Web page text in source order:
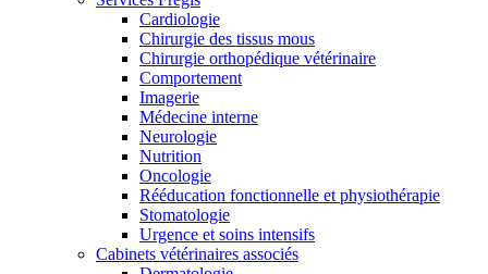
Cardiologie
Chirurgie des tissus mous
Chirurgie orthopédique vétérinaire
Comportement
Imagerie
Médecine interne
Neurologie
Nutrition
Oncologie
Rééducation fonctionnelle et physiothérapie
Stomatologie
Urgence et soins intensifs
Cabinets vétérinaires associés